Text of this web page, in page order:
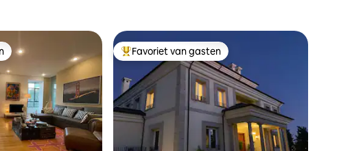
Topfavoriet van gasten
Favoriet van gasten